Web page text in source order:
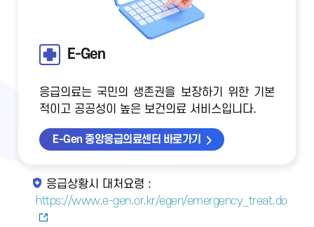
E-Gen
응급의료는 국민의 생존권을 보장하기 위한 기본
적이고 공공성이 높은 보건의료 서비스입니다.
E-Gen 중앙응급의료센터 바로가기
응급상황시 대처요령 :
https://www.e-gen.or.kr/egen/emergency_treat.do